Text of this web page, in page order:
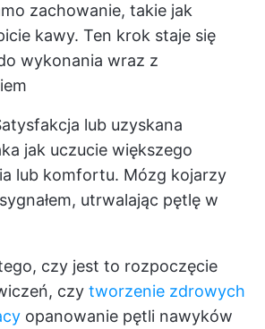
zachowanie, takie jak
kawy. Ten krok staje się
wykonania wraz z
lub uzyskana
jak uczucie większego
lub komfortu. Mózg kojarzy
utrwalając pętlę w
czy jest to rozpoczęcie
czy tworzenie zdrowych
opanowanie pętli nawyków